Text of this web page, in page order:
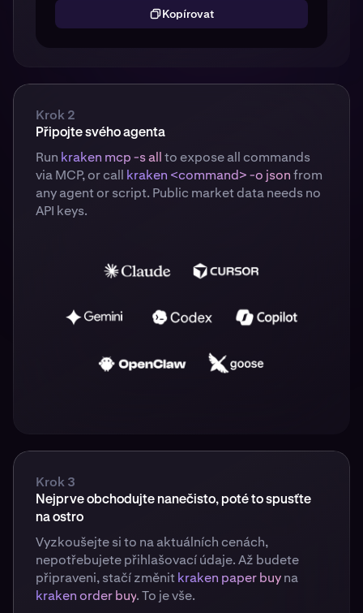
Kopírovat
Krok 2
Připojte svého agenta
Run kraken mcp -s allto expose all commands
via MCP, or call kraken <command> -o jsonfrom
any agent or script. Public market data needs no
API keys.
Krok 3
Nejprve obchodujte nanečisto, poté to spusťte
na ostro
Vyzkoušejte si to na aktuálních cenách,
nepotřebujete přihlašovací údaje. Až budete
připraveni, stačí změnitkraken paper buyna
kraken order buy. To je vše.